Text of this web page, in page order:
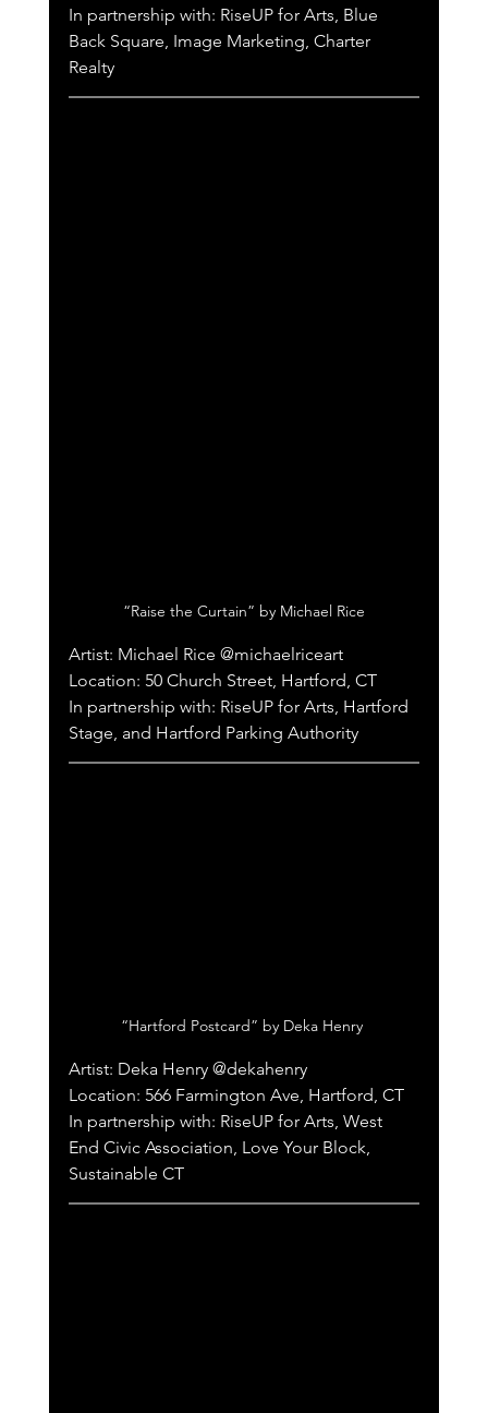
In partnership with: RiseUP for Arts, Blue
Back Square, Image Marketing, Charter
Realty
“Raise the Curtain” by Michael Rice
Artist: Michael Rice @michaelriceart
Location: 50 Church Street, Hartford, CT
In partnership with: RiseUP for Arts, Hartford
Stage, and Hartford Parking Authority
“Hartford Postcard” by Deka Henry
Artist: Deka Henry @dekahenry
Location: 566 Farmington Ave, Hartford, CT
In partnership with: RiseUP for Arts, West
End Civic Association, Love Your Block,
Sustainable CT